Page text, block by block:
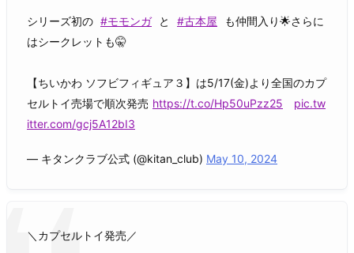
シリーズ初の #モモンガ と #古本屋
も仲間入り🌟さらに
はシークレットも🤫
【ちいかわ ソフビフィギュア３】は5/17(金)より全国のカプ
セルトイ売場で順次発売 https://t.co/Hp50uPzz25
pic.tw
itter.com/gcj5A12bI3
— キタンクラブ公式 (@kitan_club) May 10, 2024
＼カプセルトイ発売／